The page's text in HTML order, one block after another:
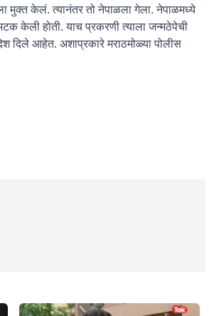
मुक्त केलं. त्यानंतर तो नेपाळला गेला. नेपाळमध्ये
केली होती. याच प्रकरणी त्याला जन्मठेपेची
दिले आहेत. अशाप्रकारे मराठमोळ्या पोलीस